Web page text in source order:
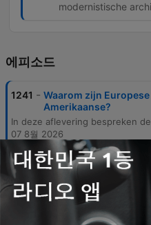
modernistische
에피소드
1241 - Waarom zijn
Amerikaanse?
07 8월 2026
1240 - Poetin kan niet
06 8월 2026
De waarheid over